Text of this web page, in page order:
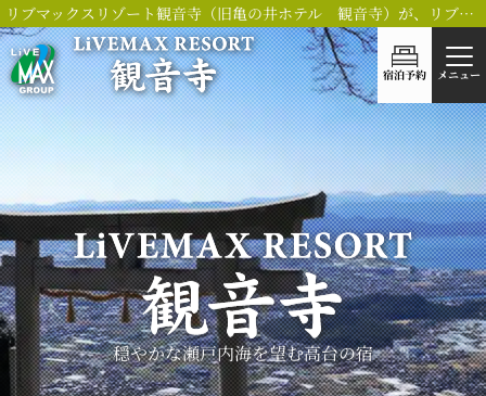
リブマックスリゾート観音寺（旧亀の井ホテル 観音寺）が、リブランドOPEN！
宿泊予約 メニュー
穏やかな瀬戸内海を望む高台の宿